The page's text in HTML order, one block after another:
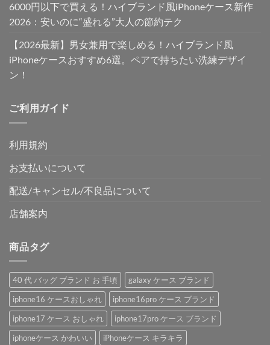
6000円以下で買える！ハイブランド風iPhoneケース新作
2026：安いのに“盛れる”大人の節約テク
【2026最新】男女兼用で楽しめる！ハイブランド風
iPhoneケースおすすめ6選。ペアで持ちたい洗練デザイ
ン！
ご利用ガイド
利用規約
お支払いについて
配送/キャンセル/不良品について
店舗案内
商品タグ
40 代 バッグ ブランド お 手頃
galaxy ケース ブランド
iphone16 ケースおしゃれ
iphone16pro ケース ブランド
iphone17 ケース おしゃれ
iphone17pro ケース ブランド
iphoneケース かわいい
iPhoneケース キラキラ